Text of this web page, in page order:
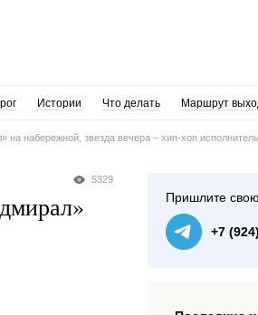
Истории Что делать Маршрут
набережной, звезда вечера – хип-хоп
5329
Пришлите
+7